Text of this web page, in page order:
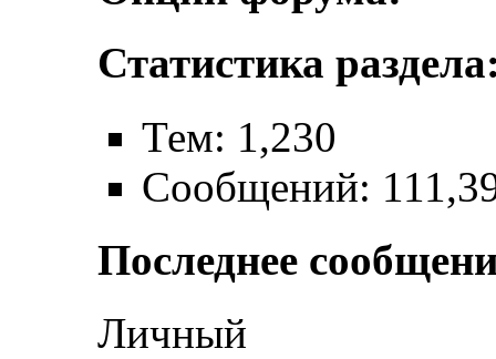
Статистика
Тем: 1,230
Сообщений:
Последнее
Личный